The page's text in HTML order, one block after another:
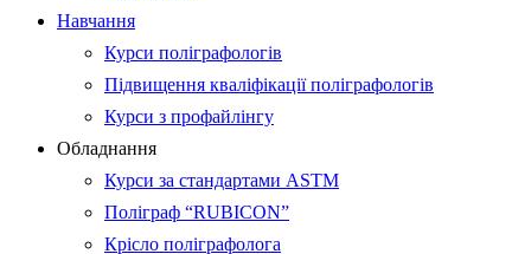
Навчання
Курси поліграфологів
Підвищення кваліфікації поліграфологів
Курси з профайлінгу
Обладнання
Курси за стандартами ASTM
Поліграф “RUBICON”
Крісло поліграфолога